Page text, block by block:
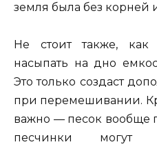
земля была без корней
Не стоит также, как
насыпать на дно
Это только создаст
при перемешивании.
важно — песок вообще
песчинки могут